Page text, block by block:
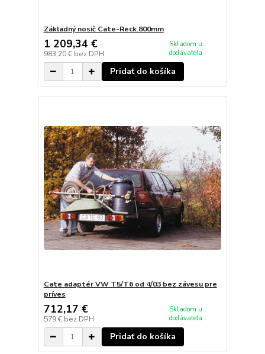
Základný nosič Cate-Reck.800mm
1 209,34 €
983,20 € bez DPH
Skladom u
dodávateľa
Pridať do košíka
Cate adaptér VW T5/T6 od 4/03 bez závesu pre
príves
712,17 €
579 € bez DPH
Skladom u
dodávateľa
Pridať do košíka